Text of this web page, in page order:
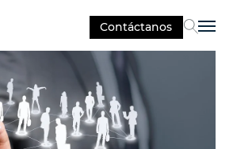
Contáctanos